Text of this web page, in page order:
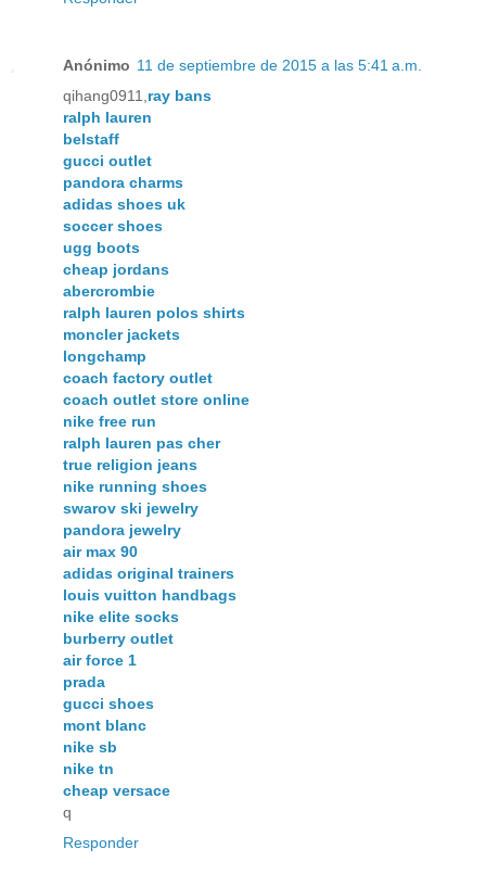
Anónimo 11 de septiembre de 2015 a las 5:41 a.m.
qihang0911, ray bans
ralph lauren
belstaff
gucci outlet
pandora charms
adidas shoes uk
soccer shoes
ugg boots
cheap jordans
abercrombie
ralph lauren polos shirts
moncler jackets
longchamp
coach factory outlet
coach outlet store online
nike free run
ralph lauren pas cher
true religion jeans
nike running shoes
swarov ski jewelry
pandora jewelry
air max 90
adidas original trainers
louis vuitton handbags
nike elite socks
burberry outlet
air force 1
prada
gucci shoes
mont blanc
nike sb
nike tn
cheap versace
q
Responder